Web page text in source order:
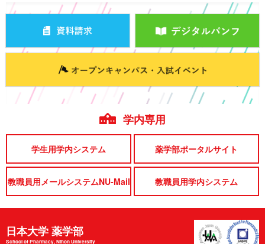
学内専用
学生用学内システム 薬学部ポータルサイト
教職員用メールシステムNU-Mail 教職員用学内システム
日本大学 薬学部
School of Pharmacy, Nihon University